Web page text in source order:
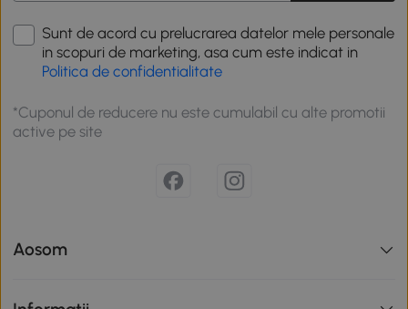
Sunt de acord cu prelucrarea datelor mele personale
in scopuri de marketing, asa cum este indicat in
Politica de confidentialitate
*Cuponul de reducere nu este cumulabil cu alte promotii
active pe site
Aosom